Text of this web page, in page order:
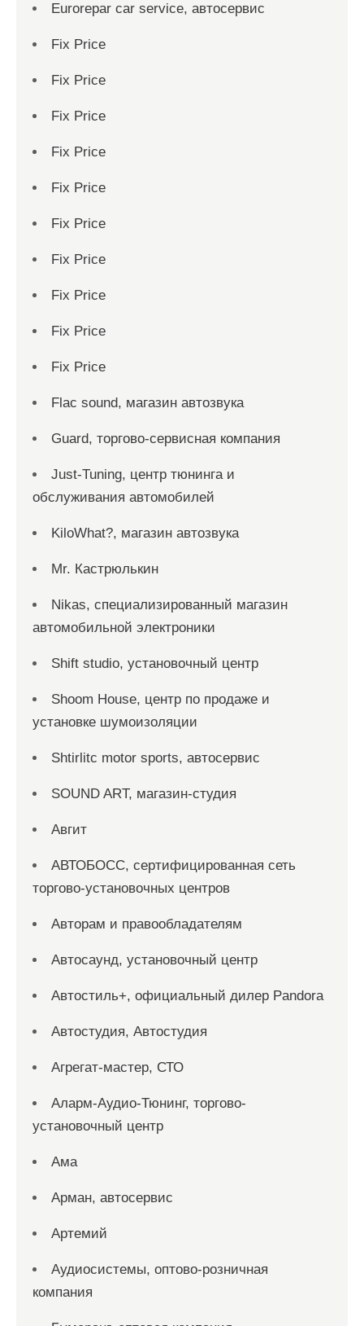
Eurorepar car service, автосервис
Fix Price
Fix Price
Fix Price
Fix Price
Fix Price
Fix Price
Fix Price
Fix Price
Fix Price
Fix Price
Flac sound, магазин автозвука
Guard, торгово-сервисная компания
Just-Tuning, центр тюнинга и
обслуживания автомобилей
KiloWhat?, магазин автозвука
Mr. Кастрюлькин
Nikas, специализированный магазин
автомобильной электроники
Shift studio, установочный центр
Shoom House, центр по продаже и
установке шумоизоляции
Shtirlitc motor sports, автосервис
SOUND ART, магазин-студия
Авгит
АВТОБОСС, сертифицированная сеть
торгово-установочных центров
Авторам и правообладателям
Автосаунд, установочный центр
Автостиль+, официальный дилер Pandora
Автостудия, Автостудия
Агрегат-мастер, СТО
Аларм-Аудио-Тюнинг, торгово-
установочный центр
Ама
Арман, автосервис
Артемий
Аудиосистемы, оптово-розничная
компания